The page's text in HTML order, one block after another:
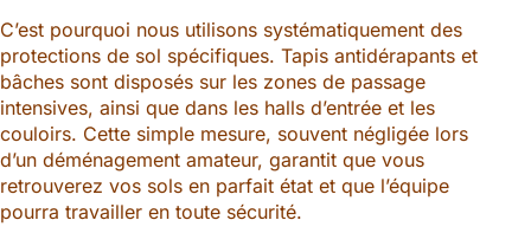
C’est pourquoi nous utilisons systématiquement des
protections de sol spécifiques. Tapis antidérapants et
bâches sont disposés sur les zones de passage
intensives, ainsi que dans les halls d’entrée et les
couloirs. Cette simple mesure, souvent négligée lors
d’un déménagement amateur, garantit que vous
retrouverez vos sols en parfait état et que l’équipe
pourra travailler en toute sécurité.